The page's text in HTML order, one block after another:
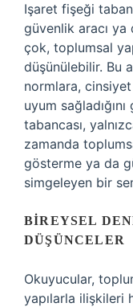
Işaret fişeği
güvenlik aracı
çok, toplumsal
düşünülebilir. Bu
normlara,
uyum
tabancası,
zamanda
gösterme ya da
simgeleyen bir
BIREYSEL
DÜŞÜNCELER
Okuyucular,
yapılarla ilişkileri